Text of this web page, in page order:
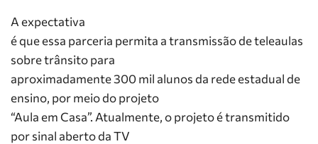
A expectativa
é que essa parceria permita a transmissão de teleaulas
sobre trânsito para
aproximadamente 300 mil alunos da rede estadual de
ensino, por meio do projeto
“Aula em Casa”. Atualmente, o projeto é transmitido
por sinal aberto da TV